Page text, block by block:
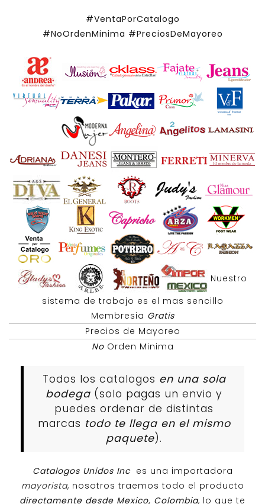
#VentaPorCatalogo
#NoOrdenMinima #PreciosDeMayoreo
Nuestro
sistema de trabajo es el mas sencillo
Membresia Gratis
Precios de Mayoreo
NoOrden Minima
Todos los catalogos en una sola
bodega (solo pagas un envio y
puedes ordenar de distintas
marcas todo te llega en el mismo
paquete).
Catalogos Unidos Inc es una importadora
mayorista, nosotros traemos todo el producto
directamente desde Mexico, Colombia, lo que te